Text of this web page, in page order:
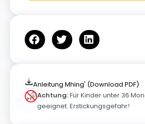
Anleitung Mhing' (Download PDF)
Achtung:Für Kinder unter 36
geeignet. Erstickungsgefahr!